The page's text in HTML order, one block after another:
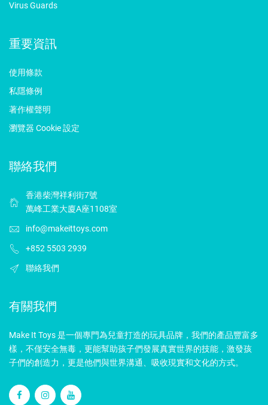
Virus Guards
重要資訊
使用條款
私隱條例
著作權聲明
瀏覽器 Cookie 設定
聯絡我們
香港柴灣祥利街7號
萬峰工業大廈A座1108室
info@makeittoys.com
+852 5503 2939
聯絡我們
有關我們
Make It Toys 是一個專門為兒童打造的玩具品牌，我們的產品豐富多
樣，不僅安全無毒，更能幫助孩子們發展真實世界的技能，激發孩
子們的創造力，更是他們與世界溝通、吸收現實和文化的方式。